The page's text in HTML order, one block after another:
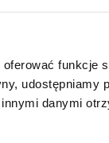
funkcje
udostępniamy
danymi